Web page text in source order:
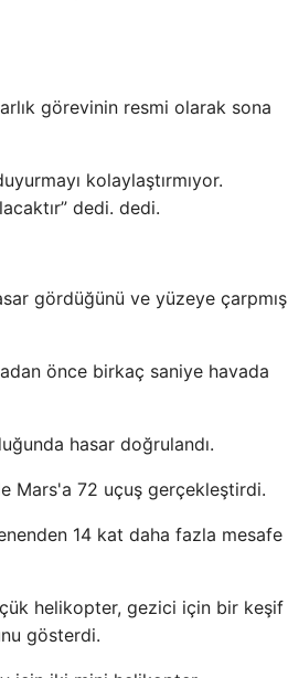
görevinin resmi olarak sona
kolaylaştırmıyor.
dedi. dedi.
gördüğünü ve yüzeye çarpmış
önce birkaç saniye havada
hasar doğrulandı.
Mars'a 72 uçuş gerçekleştirdi.
14 kat daha fazla mesafe
helikopter, gezici için bir keşif
gösterdi.